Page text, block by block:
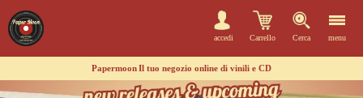
accedi Carrello Cerca menu
PapermoonIl tuo negozio online di vinili e CD